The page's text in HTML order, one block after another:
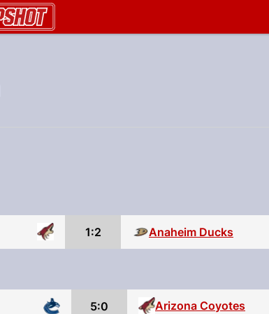
1:2 Anaheim Ducks
5:0 Arizona Coyotes